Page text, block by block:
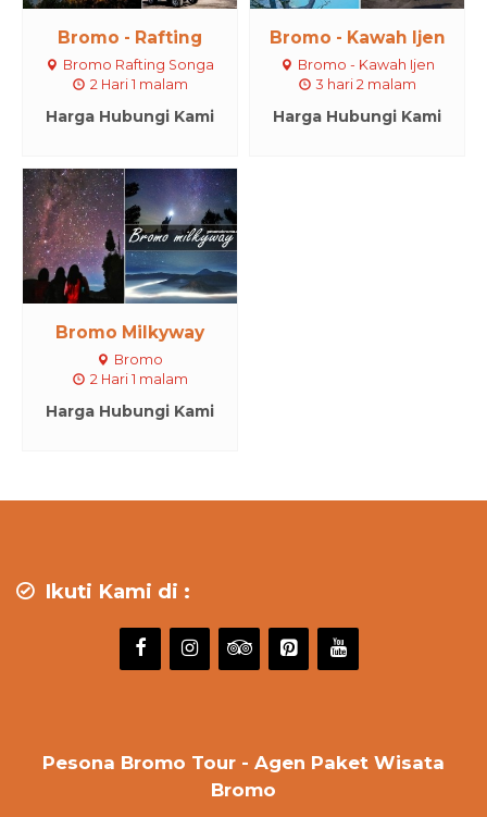
Bromo - Rafting
Bromo Rafting Songa
2 Hari 1 malam
Harga Hubungi Kami
Bromo - Kawah Ijen
Bromo - Kawah Ijen
3 hari 2 malam
Harga Hubungi Kami
Bromo Milkyway
Bromo
2 Hari 1 malam
Harga Hubungi Kami
Ikuti Kami di :
Pesona Bromo Tour - Agen Paket Wisata
Bromo